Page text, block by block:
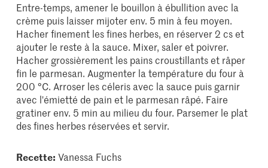
Entre-temps, amener le bouillon à ébullition avec la
crème puis laisser mijoter env. 5 min à feu moyen.
Hacher finement les fines herbes, en réserver 2 cs et
ajouter le reste à la sauce. Mixer, saler et poivrer.
Hacher grossièrement les pains croustillants et râper
fin le parmesan. Augmenter la température du four à
200 °C. Arroser les céleris avec la sauce puis garnir
avec l'émietté de pain et le parmesan râpé. Faire
gratiner env. 5 min au milieu du four. Parsemer le plat
des fines herbes réservées et servir.
Recette: Vanessa Fuchs